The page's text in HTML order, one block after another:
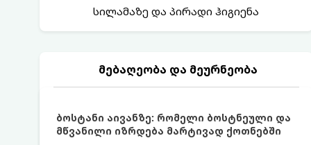
სილამაზე და პირადი ჰიგიენა
მებაღეობა და მეურნეობა
ბოსტანი აივანზე: რომელი ბოსტნეული და
მწვანილი იზრდება მარტივად ქოთნებში